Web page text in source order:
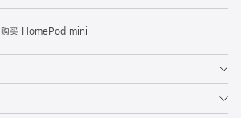
购买 HomePod mini